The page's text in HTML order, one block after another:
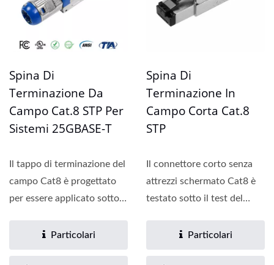
Spina Di
Terminazione Da
Campo Cat.8 STP Per
Sistemi 25GBASE-T
Il tappo di terminazione del
campo Cat8 è progettato
per essere applicato sotto il
Particolari
Spina Di
Terminazione In
Campo Corta Cat.8
STP
Il connettore corto senza
attrezzi schermato Cat8 è
testato sotto il test del
Particolari